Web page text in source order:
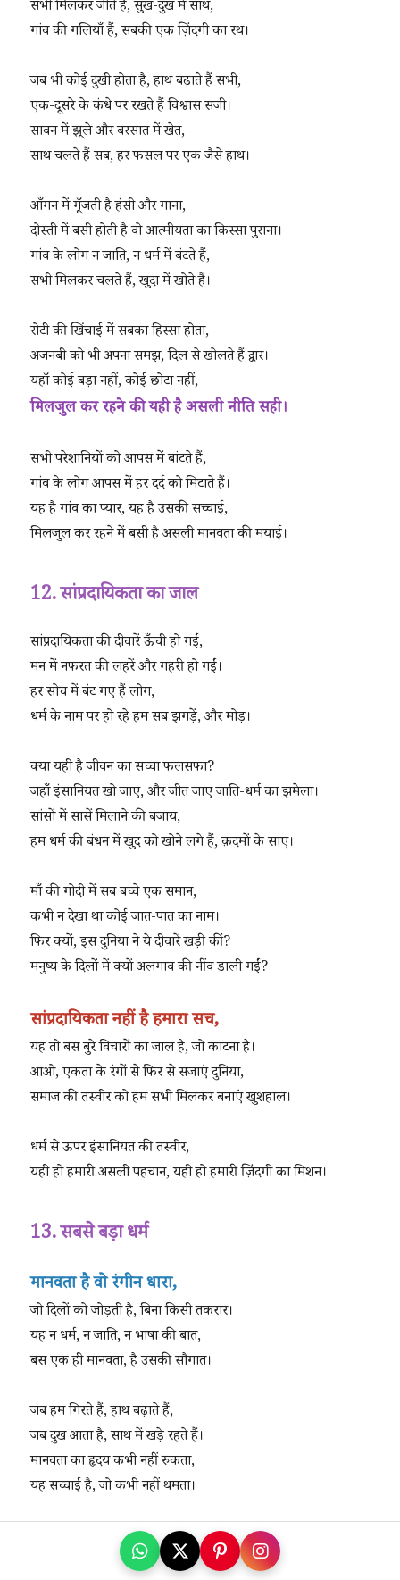
सभी मिलकर जीते हैं, सुख-दुख में साथ,
गांव की गलियाँ हैं, सबकी एक ज़िंदगी का रथ।
जब भी कोई दुखी होता है, हाथ बढ़ाते हैं सभी,
एक-दूसरे के कंधे पर रखते हैं विश्वास सजी।
सावन में झूले और बरसात में खेत,
साथ चलते हैं सब, हर फसल पर एक जैसे हाथ।
आँगन में गूँजती है हंसी और गाना,
दोस्ती में बसी होती है वो आत्मीयता का क़िस्सा पुराना।
गांव के लोग न जाति, न धर्म में बंटते हैं,
सभी मिलकर चलते हैं, खुदा में खोते हैं।
रोटी की खिंचाई में सबका हिस्सा होता,
अजनबी को भी अपना समझ, दिल से खोलते हैं द्वार।
यहाँ कोई बड़ा नहीं, कोई छोटा नहीं,
मिलजुल कर रहने की यही है असली नीति सही।
सभी परेशानियों को आपस में बांटते हैं,
गांव के लोग आपस में हर दर्द को मिटाते हैं।
यह है गांव का प्यार, यह है उसकी सच्चाई,
मिलजुल कर रहने में बसी है असली मानवता की मयाई।
12. सांप्रदायिकता का जाल
सांप्रदायिकता की दीवारें ऊँची हो गईं,
मन में नफरत की लहरें और गहरी हो गईं।
हर सोच में बंट गए हैं लोग,
धर्म के नाम पर हो रहे हम सब झगड़ें, और मोड़।
क्या यही है जीवन का सच्चा फलसफा?
जहाँ इंसानियत खो जाए, और जीत जाए जाति-धर्म का झमेला।
सांसों में सासें मिलाने की बजाय,
हम धर्म की बंधन में खुद को खोने लगे हैं, क़दमों के साए।
माँ की गोदी में सब बच्चे एक समान,
कभी न देखा था कोई जात-पात का नाम।
फिर क्यों, इस दुनिया ने ये दीवारें खड़ी कीं?
मनुष्य के दिलों में क्यों अलगाव की नींव डाली गईं?
सांप्रदायिकता नहीं है हमारा सच,
यह तो बस बुरे विचारों का जाल है, जो काटना है।
आओ, एकता के रंगों से फिर से सजाएं दुनिया,
समाज की तस्वीर को हम सभी मिलकर बनाएं खुशहाल।
धर्म से ऊपर इंसानियत की तस्वीर,
यही हो हमारी असली पहचान, यही हो हमारी ज़िंदगी का मिशन।
13. सबसे बड़ा धर्म
मानवता है वो रंगीन धारा,
जो दिलों को जोड़ती है, बिना किसी तकरार।
यह न धर्म, न जाति, न भाषा की बात,
बस एक ही मानवता, है उसकी सौगात।
जब हम गिरते हैं, हाथ बढ़ाते हैं,
जब दुख आता है, साथ में खड़े रहते हैं।
मानवता का हृदय कभी नहीं रुकता,
यह सच्चाई है, जो कभी नहीं थमता।
नफ़रत की दीवारें टूटती हैं इसकी छाँव में,
एक मुस्कान से रौशन होती है हर राह में।